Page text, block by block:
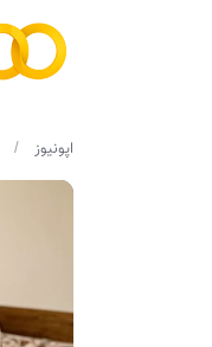
اپونیوز